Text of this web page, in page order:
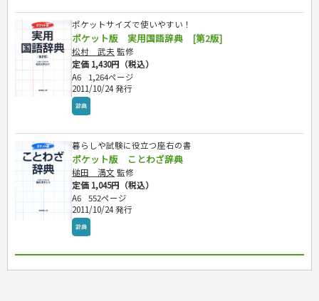
ポケットサイズで使いやすい！
ポケット版 実用国語辞典 [第2版]
松村 武夫 監修
定価 1,430円（税込）
A6
1,264ページ
2011/10/24 発行
辞典
暮らしや試験に役立つ座右の書
ポケット版 ことわざ辞典
槌田 満文 監修
定価 1,045円（税込）
A6
552ページ
2011/10/24 発行
辞典